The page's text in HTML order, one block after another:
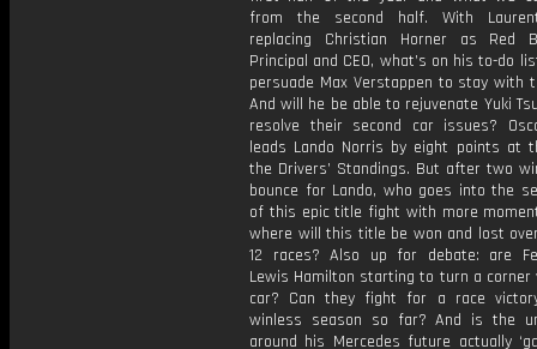
from the second half. With
replacing Christian Horner as Red
Principal and CEO, what’s on his to-do
persuade Max Verstappen to stay with
And will he be able to rejuvenate Yuki
resolve their second car issues?
leads Lando Norris by eight points at
the Drivers’ Standings. But after two
bounce for Lando, who goes into the
of this epic title fight with more
where will this title be won and lost
12 races? Also up for debate: are
Lewis Hamilton starting to turn a
car? Can they fight for a race
winless season so far? And is the
around his Mercedes future actually